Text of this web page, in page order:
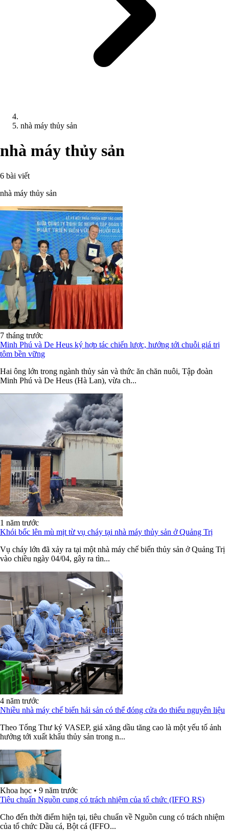
nhà máy thủy sản
nhà máy thủy sản
6 bài viết
nhà máy thủy sản
7 tháng trước
Minh Phú và De Heus ký hợp tác chiến lược, hướng tới chuỗi giá trị
tôm bền vững
Hai ông lớn trong ngành thủy sản và thức ăn chăn nuôi, Tập đoàn
Minh Phú và De Heus (Hà Lan), vừa ch...
1 năm trước
Khói bốc lên mù mịt từ vụ cháy tại nhà máy thủy sản ở Quảng Trị
Vụ cháy lớn đã xảy ra tại một nhà máy chế biến thủy sản ở Quảng Trị
vào chiều ngày 04/04, gây ra tìn...
4 năm trước
Nhiều nhà máy chế biến hải sản có thể đóng cửa do thiếu nguyên liệu
Theo Tổng Thư ký VASEP, giá xăng dầu tăng cao là một yếu tố ảnh
hưởng tới xuất khẩu thủy sản trong n...
Khoa học • 9 năm trước
Tiêu chuẩn Nguồn cung có trách nhiệm của tổ chức (IFFO RS)
Cho đến thời điểm hiện tại, tiêu chuẩn về Nguồn cung có trách nhiệm
của tổ chức Dầu cá, Bột cá (IFFO...